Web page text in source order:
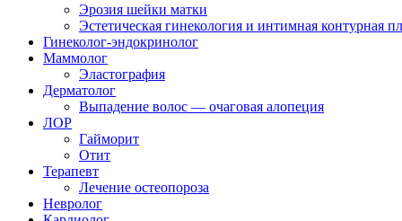
Эрозия шейки матки
Эстетическая гинекология и интимная контурная
Гинеколог-эндокринолог
Маммолог
Эластография
Дерматолог
Выпадение волос — очаговая алопеция
ЛОР
Гайморит
Отит
Терапевт
Лечение остеопороза
Невролог